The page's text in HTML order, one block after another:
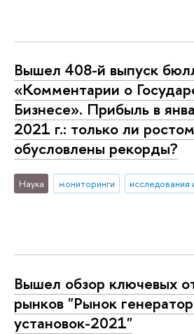
Вышел 408-й выпуск
«Комментарии о
Бизнесе». Прибыль в
2021 г.: только ли
обусловлены рекорды?
Наука мониторинги исследования
Вышел обзор ключевых
рынков "Рынок
установок-2021"